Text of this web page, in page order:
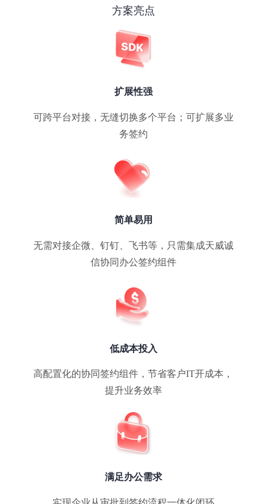
方案亮点
扩展性强
可跨平台对接，无缝切换多个平台；可扩展多业
务签约
简单易用
无需对接企微、钉钉、飞书等，只需集成天威诚
信协同办公签约组件
低成本投入
高配置化的协同签约组件，节省客户IT开成本，
提升业务效率
满足办公需求